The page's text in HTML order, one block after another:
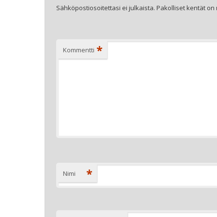
Sähköpostiosoitettasi ei julkaista. Pakolliset kentät on
Kommentti *
Nimi *